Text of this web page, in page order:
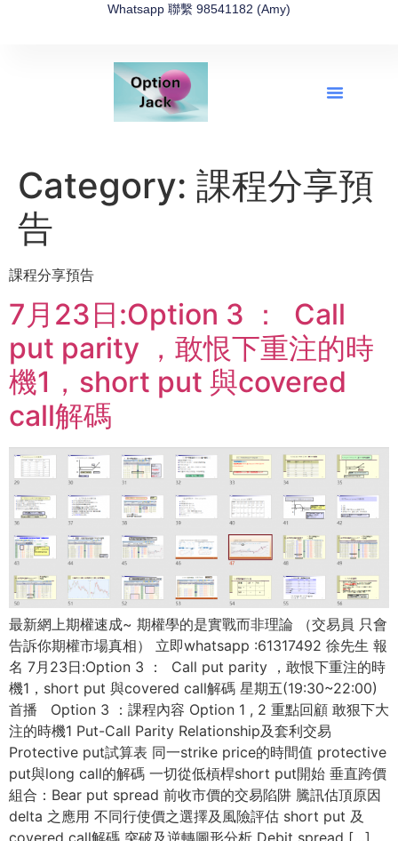
Whatsapp 聯繫 98541182 (Amy)
Category: 課程分享預
告
課程分享預告
7月23日:Option 3 ： Call
put parity ，敢恨下重注的時
機1，short put 與covered
call解碼
最新網上期權速成~ 期權學的是實戰而非理論 （交易員 只會
告訴你期權市場真相） 立即whatsapp :61317492 徐先生 報
名 7月23日:Option 3 ： Call put parity ，敢恨下重注的時
機1，short put 與covered call解碼 星期五(19:30~22:00)
首播 Option 3 ：課程內容 Option 1 , 2 重點回顧 敢狠下大
注的時機1 Put-Call Parity Relationship及套利交易
Protective put試算表 同一strike price的時間值 protective
put與long call的解碼 一切從低槓桿short put開始 垂直跨價
組合：Bear put spread 前收市價的交易陷阱 騰訊估頂原因
delta 之應用 不同行使價之選擇及風險評估 short put 及